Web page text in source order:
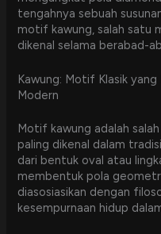
tengahnya sebuah
motif kawung, salah satu
dikenal selama berabad-
Kawung: Motif Klasik
Modern
Motif kawung adalah
paling dikenal dalam
dari bentuk oval atau
membentuk pola
diasosiasikan dengan
kesempurnaan hidup